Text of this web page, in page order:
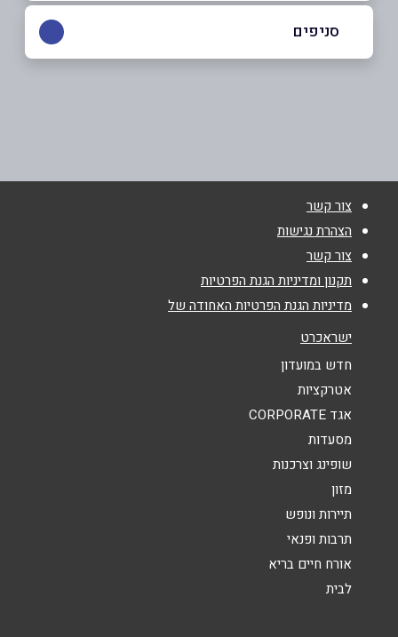
נושא*
אנא חזרו אלי בקשר ל...
סניפים
צור קשר
הצהרת נגישות
צור קשר
תקנון ומדיניות הגנת הפרטיות
מדיניות הגנת הפרטיות האחודה של
ישראכרט
חדש במועדון
אטרקציות
אגד CORPORATE
מסעדות
שופינג וצרכנות
מזון
תיירות ונופש
תרבות ופנאי
אורח חיים בריא
לבית